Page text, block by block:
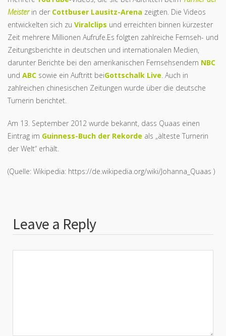
Meisterin der Cottbuser Lausitz-Arena zeigten. Die Videos
entwickelten sich zu Viralclips und erreichten binnen kürzester
Zeit mehrere Millionen Aufrufe.Es folgten zahlreiche Fernseh- und
Zeitungsberichte in deutschen und internationalen Medien,
darunter Berichte bei den amerikanischen Fernsehsendern NBC
und ABC sowie ein Auftritt beiGottschalk Live. Auch in
zahlreichen chinesischen Zeitungen wurde über die deutsche
Turnerin berichtet.
Am 13. September 2012 wurde bekannt, dass Quaas einen
Eintrag im Guinness-Buch der Rekorde als „älteste Turnerin
der Welt“ erhält.
(Quelle: Wikipedia: https://de.wikipedia.org/wiki/Johanna_Quaas )
Leave a Reply